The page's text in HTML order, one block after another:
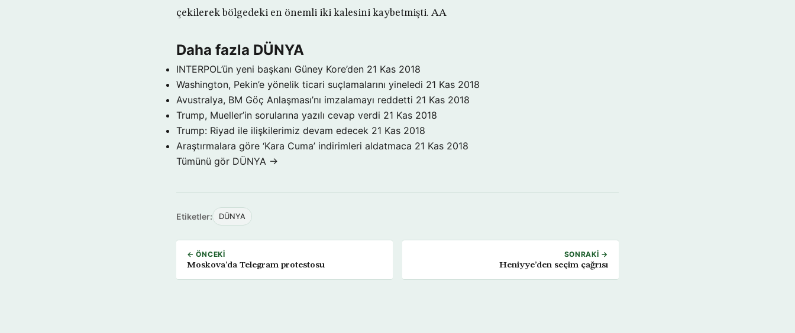
çekilerek bölgedeki en önemli iki kalesini kaybetmişti. AA
Daha fazla DÜNYA
INTERPOL’ün yeni başkanı Güney Kore’den 21 Kas 2018
Washington, Pekin’e yönelik ticari suçlamalarını yineledi 21 Kas 2018
Avustralya, BM Göç Anlaşması’nı imzalamayı reddetti 21 Kas 2018
Trump, Mueller’in sorularına yazılı cevap verdi 21 Kas 2018
Trump: Riyad ile ilişkilerimiz devam edecek 21 Kas 2018
Araştırmalara göre ‘Kara Cuma’ indirimleri aldatmaca 21 Kas 2018
Tümünü gör DÜNYA →
Etiketler: DÜNYA
← ÖNCEKI
Moskova’da Telegram protestosu
SONRAKI →
Heniyye’den seçim çağrısı